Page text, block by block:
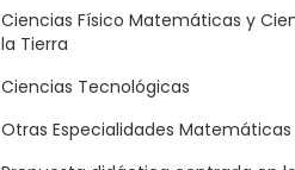
Ciencias Físico Matemáticas y
la Tierra
Ciencias Tecnológicas
Otras Especialidades Matemáticas